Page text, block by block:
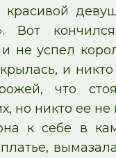
красивой
Вот
не успел
и
что
но никто ее не
к себе в